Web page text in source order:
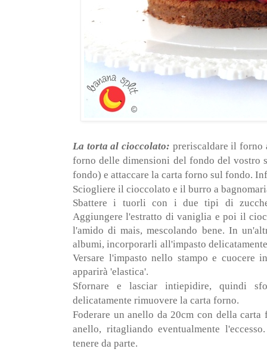
La torta al cioccolato: preriscaldare il forno
forno delle dimensioni del fondo del vostro
fondo) e attaccare la carta forno sul fondo.
Sciogliere il cioccolato e il burro a
Sbattere i tuorli con i due tipi di
Aggiungere l'estratto di vaniglia e poi il
l'amido di mais, mescolando bene. In
albumi, incorporarli all'impasto
Versare l'impasto nello stampo e
apparirà 'elastica'.
Sfornare e lasciar intiepidire, quindi
delicatamente rimuovere la carta forno.
Foderare un anello da 20cm con della
anello, ritagliando eventualmente
tenere da parte.